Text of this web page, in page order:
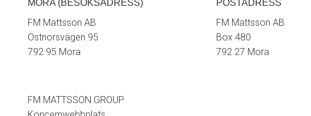
MORA (BESÖKSADRESS)
FM Mattsson AB
Östnorsvägen 95
792 95 Mora
FM MATTSSON GROUP
POSTADRESS
FM Mattsson AB
Box 480
792 27 Mora